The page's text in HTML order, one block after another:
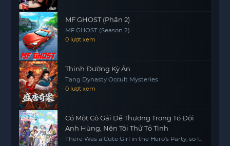
MF GHOST (Phần 2)
MF GHOST (Season 2)
0 lượt xem
Thịnh Đường Kỳ Án
Tang Dynasty Occult Mysteries
0 lượt xem
Có Một Cô Gái Dễ Thương Trong Tổ Đội
Anh Hùng, Nên Tôi Thử Tỏ Tình
There Was a Cute Girl in the Hero's Party, so I